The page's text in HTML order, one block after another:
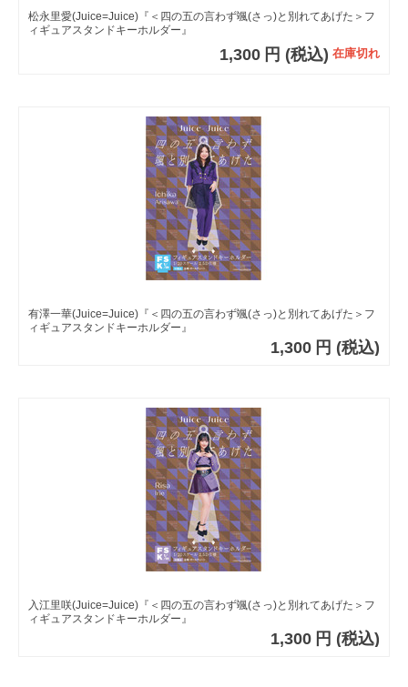
松永里愛(Juice=Juice)『＜四の五の言わず颯(さっ)と別れてあげた＞フ
ィギュアスタンドキーホルダー』
1,300 円 (税込) 在庫切れ
有澤一華(Juice=Juice)『＜四の五の言わず颯(さっ)と別れてあげた＞フ
ィギュアスタンドキーホルダー』
1,300 円 (税込)
入江里咲(Juice=Juice)『＜四の五の言わず颯(さっ)と別れてあげた＞フ
ィギュアスタンドキーホルダー』
1,300 円 (税込)